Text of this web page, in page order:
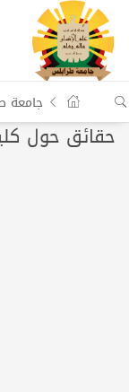
جامعة
حقائق حول